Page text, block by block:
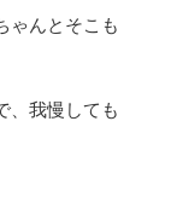
ゃんとそこも
、我慢しても